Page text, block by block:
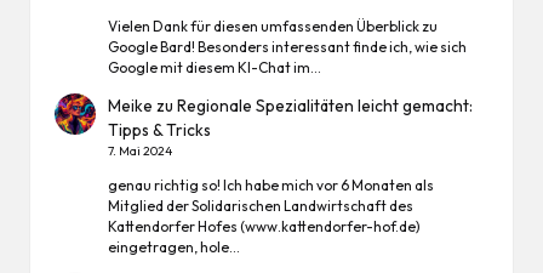
Vielen Dank für diesen umfassenden Überblick zu
Google Bard! Besonders interessant finde ich, wie sich
Google mit diesem KI-Chat im…
Meike zuRegionale Spezialitäten leicht gemacht:
Tipps & Tricks
7. Mai 2024
genau richtig so! Ich habe mich vor 6 Monaten als
Mitglied der Solidarischen Landwirtschaft des
Kattendorfer Hofes (www.kattendorfer-hof.de)
eingetragen, hole…